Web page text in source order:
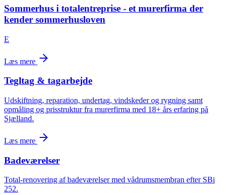
Sommerhus i totalentreprise - et murerfirma der
kender sommerhusloven
E
Læs mere
Tegltag & tagarbejde
Udskiftning, reparation, undertag, vindskeder og rygning samt
opmåling og prisstruktur fra murerfirma med 18+ års erfaring på
Sjælland.
Læs mere
Badeværelser
Total-renovering af badeværelser med vådrumsmembran efter SBi
252.